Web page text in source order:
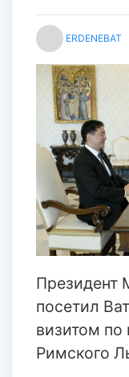
ERDENEBAT
Президент
посетил
визитом
Римского